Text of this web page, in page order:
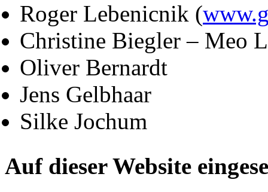
Roger Lebenicnik (
Christine Biegler – Meo
Oliver Bernardt
Jens Gelbhaar
Silke Jochum
Auf dieser Website